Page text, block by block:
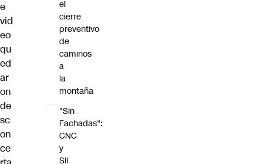
e
vid
eo
qu
ed
ar
on
de
sc
on
ce
el
cierre
preventivo
de
caminos
a
la
montaña
"Sin
Fachadas":
CNC
y
SII